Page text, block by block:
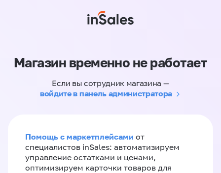
Магазин временно не работает
Если вы сотрудник магазина —
войдите в панель администратора
Помощь с маркетплейсами от
специалистов inSales: автоматизируем
управление остатками и ценами,
оптимизируем карточки товаров для